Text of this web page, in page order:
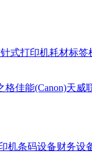
针式打印机耗材标签
格佳能(Canon)天威
机条码设备财务设